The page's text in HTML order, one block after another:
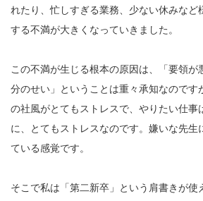
れたり、忙しすぎる業務、少ない休みなど
する不満が大きくなっていきました。
この不満が生じる根本の原因は、「要領が
分のせい」ということは重々承知なのです
の社風がとてもストレスで、やりたい仕事
に、とてもストレスなのです。嫌いな先生
ている感覚です。
そこで私は「第二新卒」という肩書きが使